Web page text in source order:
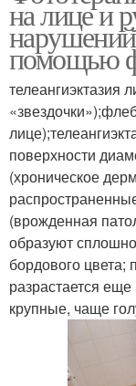
на лице и
помощью
телеангиэктазия
поверхности
(хроническое
(врожденная
образуют
бордового цвета;
разрастается
крупные, чаще